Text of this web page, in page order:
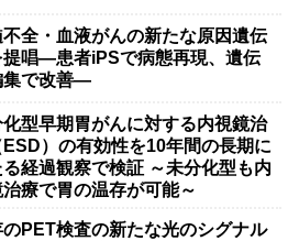
不全・血液がんの新たな原因遺伝
提唱―患者iPSで病態再現、遺伝
集で改善―
化型早期胃がんに対する内視鏡治
ESD）の有効性を10年間の長期に
る経過観察で検証 ～未分化型も内
療で胃の温存が可能～
のPET検査の新たな光のシグナル